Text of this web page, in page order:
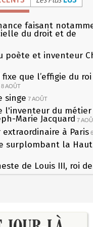
faisant
du droit et de
poète et inventeur
que l’effigie du
8 AOÛT
singe 7 AOÛT
l'inventeur du
Marie Jacquard 7
à Paris
surplombant la
de Louis III, roi
de François